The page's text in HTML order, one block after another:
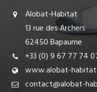
Alobat-Habitat
13 rue des Archers
62450 Bapaume
+33 (0) 9 67 77 74
www.alobat-
contact@alobat-